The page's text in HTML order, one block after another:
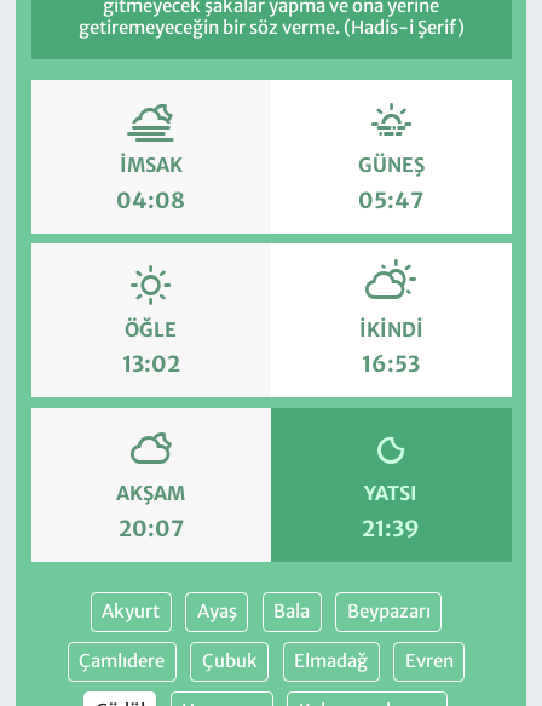
gitmeyecek şakalar yapma ve ona yerine
getiremeyeceğin bir söz verme. (Hadis-i Şerif)
İMSAK
04:08
GÜNEŞ
05:47
ÖĞLE
13:02
İKINDI
16:53
AKŞAM
20:07
YATSI
21:39
Akyurt Ayaş Bala Beypazarı
Çamlıdere Çubuk Elmadağ Evren